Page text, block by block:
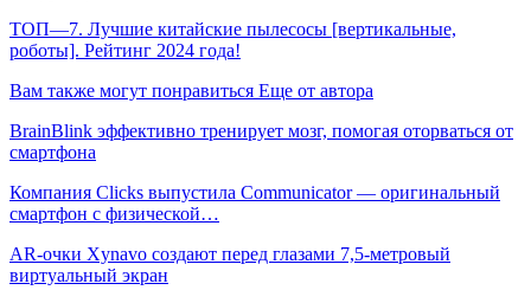
ТОП—7. Лучшие китайские пылесосы [вертикальные,
роботы]. Рейтинг 2024 года!
Вам также могут понравиться Еще от автора
BrainBlink эффективно тренирует мозг, помогая оторваться от
смартфона
Компания Clicks выпустила Communicator — оригинальный
смартфон с физической…
AR-очки Xynavo создают перед глазами 7,5-метровый
виртуальный экран